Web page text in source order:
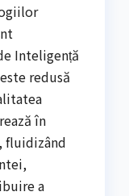
Inteligență
redusă
în
fluidizând
a